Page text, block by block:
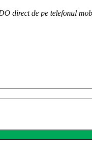
direct de pe telefonul